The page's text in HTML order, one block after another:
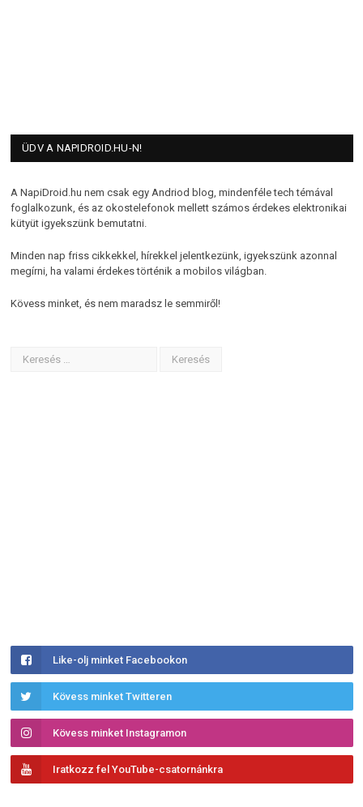
ÜDV A NAPIDROID.HU-N!
A NapiDroid.hu nem csak egy Andriod blog, mindenféle tech témával
foglalkozunk, és az okostelefonok mellett számos érdekes elektronikai
kütyüt igyekszünk bemutatni.
Minden nap friss cikkekkel, hírekkel jelentkezünk, igyekszünk azonnal
megírni, ha valami érdekes történik a mobilos világban.
Kövess minket, és nem maradsz le semmiről!
Like-olj minket Facebookon
Kövess minket Twitteren
Kövess minket Instagramon
Iratkozz fel YouTube-csatornánkra